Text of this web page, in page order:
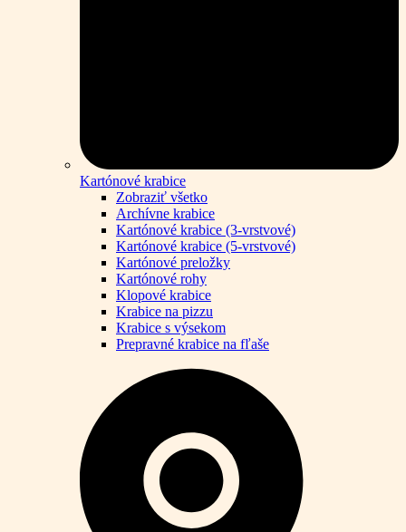
Kartónové krabice
Zobraziť všetko
Archívne krabice
Kartónové krabice (3-vrstvové)
Kartónové krabice (5-vrstvové)
Kartónové preložky
Kartónové rohy
Klopové krabice
Krabice na pizzu
Krabice s výsekom
Prepravné krabice na fľaše